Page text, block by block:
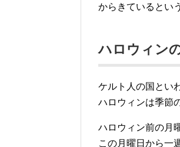
からきているとい
ハロウィン
ケルト人の国とい
ハロウィンは季節
ハロウィン前の月
この月曜日から一